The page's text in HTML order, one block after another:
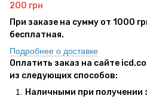
200 грн
При заказе на сумму от 1000
бесплатная.
Подробнее о доставке
Оплатить заказ на сайте
из следующих способов:
Наличными при получении